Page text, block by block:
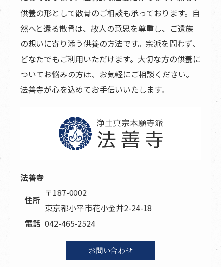
供養の形として散骨のご相談も承っております。自
然へと還る散骨は、故人の意思を尊重し、ご遺族
の想いに寄り添う供養の方法です。宗派を問わず、
どなたでもご利用いただけます。大切な方の供養に
ついてお悩みの方は、お気軽にご相談ください。
法善寺が心を込めてお手伝いいたします。
法善寺
住所
〒187-0002
東京都小平市花小金井2-24-18
電話 042-465-2524
お問い合わせ